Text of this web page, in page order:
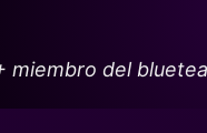
miembro del